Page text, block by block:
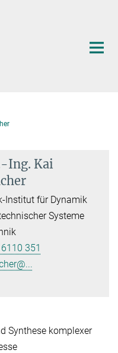
Ing. Kai
Institut für Dynamik
Systeme
351
Synthese komplexer